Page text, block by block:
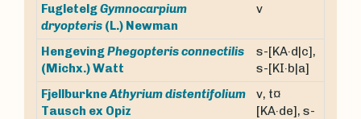
FugletelgGymnocarpium
dryopteris (L.) Newman
v
HengevingPhegopteris connectilis
(Michx.) Watt
s-[KA·d|c],
s-[KI·b|a]
FjellburkneAthyrium distentifolium
Tausch ex Opiz
v, t¤
[KA·de], s-